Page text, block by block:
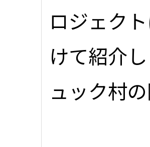
ロジェク
けて紹介
ュック村